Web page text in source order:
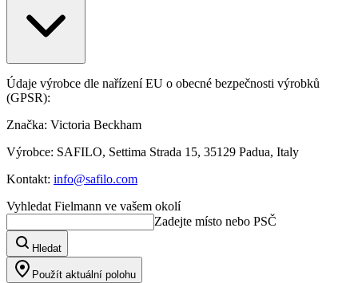
Údaje výrobce dle nařízení EU o obecné bezpečnosti výrobků
(GPSR):
Značka: Victoria Beckham
Výrobce: SAFILO, Settima Strada 15, 35129 Padua, Italy
Kontakt: info@safilo.com
Vyhledat Fielmann ve vašem okolí
Zadejte místo nebo PSČ
Hledat
Použít aktuální polohu